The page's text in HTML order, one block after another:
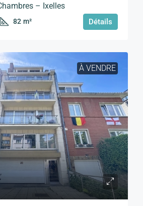
– Ixelles
82 m² Détails
À VENDRE